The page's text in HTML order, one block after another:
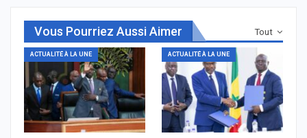
Tout
Vous Pourriez Aussi Aimer
ACTUALITÉ À LA UNE ACTUALITÉ À LA UNE